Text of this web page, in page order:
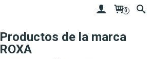
0
Productos de la marca
ROXA